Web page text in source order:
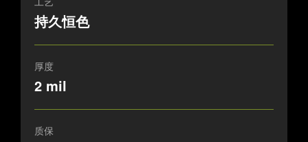
持久恒色
厚度
2 mil
质保